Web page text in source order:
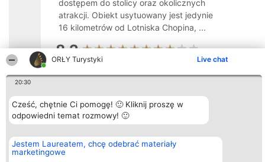
ORŁY Turystyki Live chat
20:30
Cześć, chętnie Ci pomogę! 🙂 Kliknij proszę w
odpowiedni temat rozmowy! 🙂
Jestem Laureatem, chcę odebrać materiały
marketingowe
dostępem do stolicy oraz okolicznych
atrakcji. Obiekt usytuowany jest jedynie
16 kilometrów od Lotniska Chopina, ...
8.2
Bright Side Solutions sp. z o.
o. sp. k.
ul. Ruska 22
Wrocław 50-079
381313360 | NIP 8943132676
+48 508 492 400
Laureaci
Lista
wszystkich
Laureatów
Regulamin